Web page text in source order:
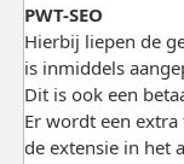
PWT-SEO
Hierbij liepen de
is inmiddels
Dit is ook een
Er wordt een
de extensie in het